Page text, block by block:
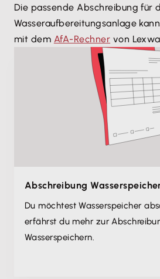
Die passende Abschreibung für
Wasseraufbereitungsanlage
mit dem AfA-Rechner von
Abschreibung
Du möchtest Wasserspeicher
erfährst du mehr zur
Wasserspeichern.